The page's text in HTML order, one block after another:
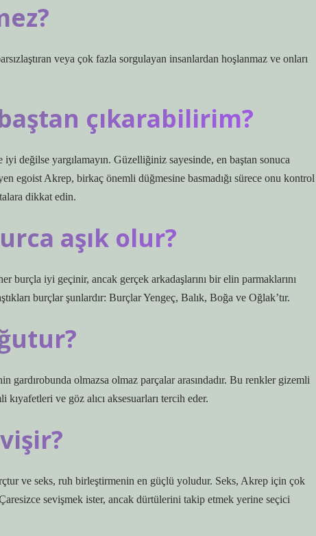
veya çok fazla sorgulayan insanlardan hoşlanmaz ve onları
çıkarabilirim?
değilse yargılamayın. Güzelliğiniz sayesinde, en baştan sonuca
egoist Akrep, birkaç önemli düğmesine basmadığı sürece onu kontrol
dikkat edin.
aşık olur?
iyi geçinir, ancak gerçek arkadaşlarını bir elin parmaklarını
burçlar şunlardır: Burçlar Yengeç, Balık, Boğa ve Oğlak’tır.
olmazsa olmaz parçalar arasındadır. Bu renkler gizemli
ve göz alıcı aksesuarları tercih eder.
ve seks, ruh birleştirmenin en güçlü yoludur. Seks, Akrep için çok
sevişmek ister, ancak dürtülerini takip etmek yerine seçici